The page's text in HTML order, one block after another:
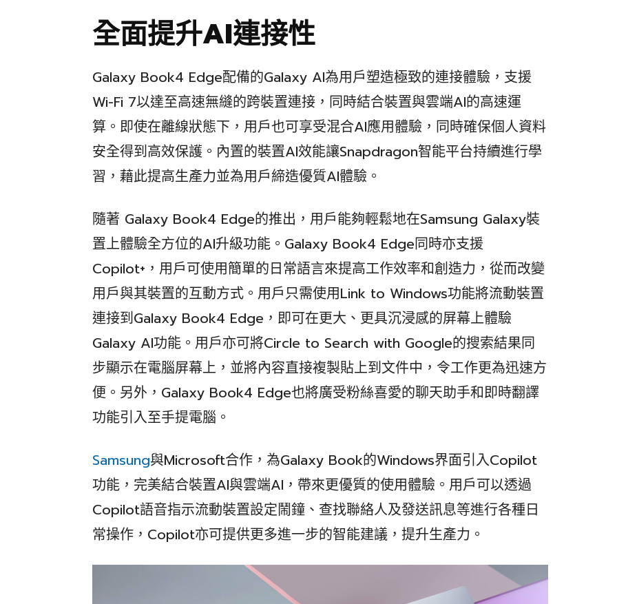
全面提升AI連接性
Galaxy Book4 Edge配備的Galaxy AI為用戶塑造極致的連接體驗，支援
Wi-Fi 7以達至高速無縫的跨裝置連接，同時結合裝置與雲端AI的高速運
算。即使在離線狀態下，用戶也可享受混合AI應用體驗，同時確保個人資料
安全得到高效保護。內置的裝置AI效能讓Snapdragon智能平台持續進行學
習，藉此提高生產力並為用戶締造優質AI體驗。
隨著 Galaxy Book4 Edge的推出，用戶能夠輕鬆地在Samsung Galaxy裝
置上體驗全方位的AI升級功能。Galaxy Book4 Edge同時亦支援
Copilot+，用戶可使用簡單的日常語言來提高工作效率和創造力，從而改變
用戶與其裝置的互動方式。用戶只需使用Link to Windows功能將流動裝置
連接到Galaxy Book4 Edge，即可在更大、更具沉浸感的屏幕上體驗
Galaxy AI功能。用戶亦可將Circle to Search with Google的搜索結果同
步顯示在電腦屏幕上，並將內容直接複製貼上到文件中，令工作更為迅速方
便。另外，Galaxy Book4 Edge也將廣受粉絲喜愛的聊天助手和即時翻譯
功能引入至手提電腦。
Samsung與Microsoft合作，為Galaxy Book的Windows界面引入Copilot
功能，完美結合裝置AI與雲端AI，帶來更優質的使用體驗。用戶可以透過
Copilot語音指示流動裝置設定鬧鐘、查找聯絡人及發送訊息等進行各種日
常操作，Copilot亦可提供更多進一步的智能建議，提升生產力。